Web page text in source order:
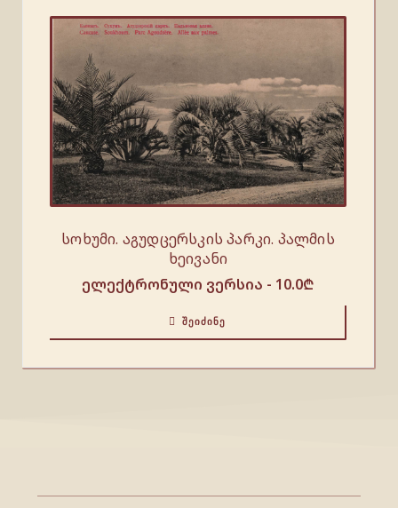
სოხუმი. აგუდცერსკის პარკი. პალმის
ხეივანი
ელექტრონული ვერსია - 10.0₾
ᲨᲔᲘᲫᲘᲜᲔ